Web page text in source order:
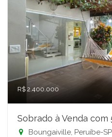
R$ 2.400.000
Sobrado à Venda com
Boungaiville, Peruíbe-SP